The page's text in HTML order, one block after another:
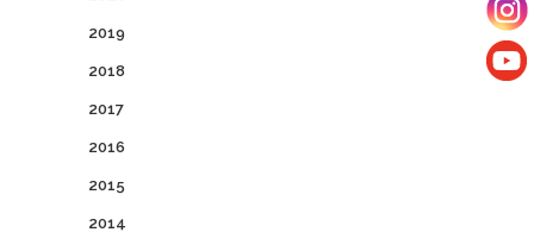
2019
2018
2017
2016
2015
2014